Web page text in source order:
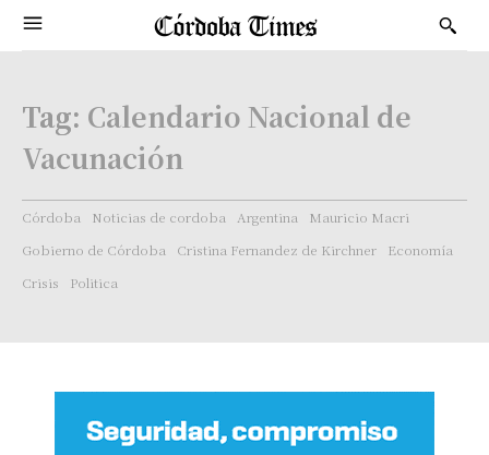
Tag: Calendario Nacional de
Vacunación
Córdoba Noticias de cordoba Argentina
Mauricio Macri
Gobierno de Córdoba
Cristina Fernandez de Kirchner
Economía
Crisis
Politica